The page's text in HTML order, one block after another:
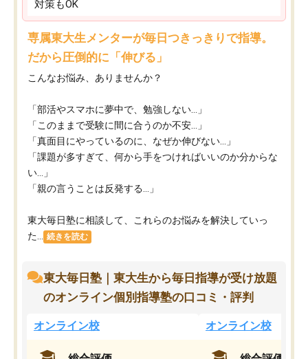
対策もOK
専属東大生メンターが毎日つきっきりで指導。
だから圧倒的に「伸びる」
こんなお悩み、ありませんか？
「部活やスマホに夢中で、勉強しない…」
「このままで受験に間に合うのか不安…」
「真面目にやっているのに、なぜか伸びない…」
「課題が多すぎて、何から手をつければいいのか分からな
い…」
「親の言うことは反発する…」
東大毎日塾に相談して、これらのお悩みを解決していっ
た...
続きを読む
東大毎日塾｜東大生から毎日指導が受け放題
のオンライン個別指導塾の口コミ・評判
オンライン校 オンライン校